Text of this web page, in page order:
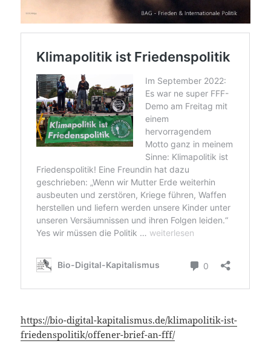
https://bio-digital-kapitalismus.de/klimapolitik-ist-
friedenspolitik/offener-brief-an-fff/